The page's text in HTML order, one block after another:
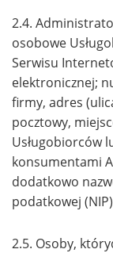
2.4.
osobowe
Serwisu
elektronicznej;
firmy, adres
pocztowy,
Usługobiorców
konsumentami
dodatkowo
podatkowej
2.5. Osoby,